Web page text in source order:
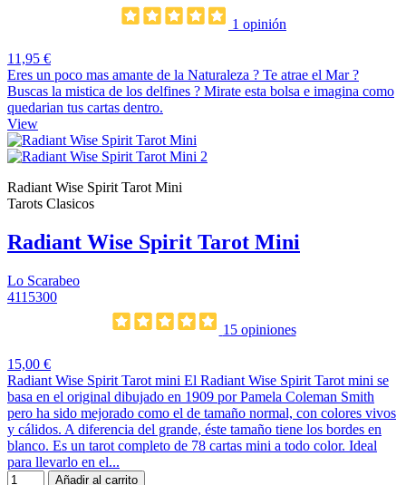
1 opinión
11,95 €
Eres un poco mas amante de la Naturaleza ? Te atrae el Mar ?
Buscas la mistica de los delfines ? Mirate esta bolsa e imagina como
quedarian tus cartas dentro.
View
Radiant Wise Spirit Tarot Mini
Tarots Clasicos
Radiant Wise Spirit Tarot Mini
Lo Scarabeo
4115300
15 opiniones
15,00 €
Radiant Wise Spirit Tarot mini El Radiant Wise Spirit Tarot mini se
basa en el original dibujado en 1909 por Pamela Coleman Smith
pero ha sido mejorado como el de tamaño normal, con colores vivos
y cálidos. A diferencia del grande, éste tamaño tiene los bordes en
blanco. Es un tarot completo de 78 cartas mini a todo color. Ideal
para llevarlo en el...
Añadir al carrito